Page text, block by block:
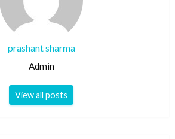
prashant sharma
Admin
View all posts